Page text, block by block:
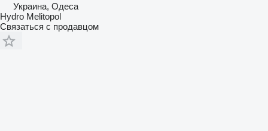
Украина, Одеса
Hydro Melitopol
Связаться с продавцом